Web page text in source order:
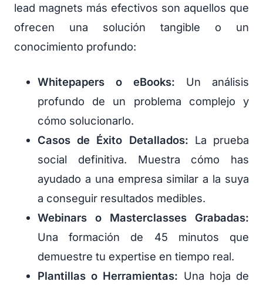
lead magnets más efectivos son aquellos que
ofrecen una solución tangible o un
conocimiento profundo:
Whitepapers o eBooks: Un análisis
profundo de un problema complejo y
cómo solucionarlo.
Casos de Éxito Detallados: La prueba
social definitiva. Muestra cómo has
ayudado a una empresa similar a la suya
a conseguir resultados medibles.
Webinars o Masterclasses Grabadas:
Una formación de 45 minutos que
demuestre tu expertise en tiempo real.
Plantillas o Herramientas: Una hoja de